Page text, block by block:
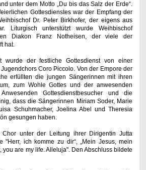
unter dem Motto „Du bis das Salz der Erde“.
Gottesdienstes war der Empfang der
Dr. Peter Birkhofer, der eigens aus
Liturgisch unterstützt wurde Weihbischof
Diakon Franz Notheisen, der viele der
hat.
wurde der festliche Gottesdienst von einer
Coro Piccolo. Von der Empore der
erfüllten die jungen Sängerinnen mit ihren
zum Wohle Gottes und der anwesenden
Gottesdienstbesucher und die
dass die Sängerinnen Miriam Soder, Marie
Schuhmacher, Joelina Abel und Theresia
gesungen haben.
Chor unter der Leitung ihrer Dirigentin Jutta
"Herr, ich komme zu dir“, „Mein Jesus, mein
you are my life. Alleluja". Den Abschluss bildete